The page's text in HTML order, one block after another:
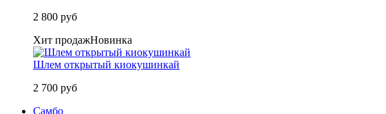
2 800 руб
Хит продажНовинка
Шлем открытый киокушинкай
2 700 руб
Самбо